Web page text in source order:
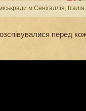
м.Сенігаллія, Італія
перед